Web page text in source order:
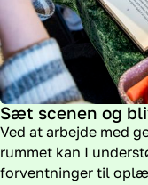
Sæt scenen og
Ved at arbejde med
rummet kan I
forventninger til